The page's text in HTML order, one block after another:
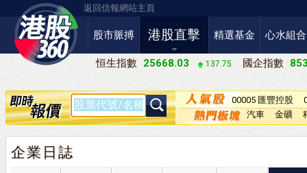
返回信報網站主頁
股市脈搏 港股直擊 精選基金 心水組合
恒生指數 25668.03 137.75 國企指數
00005 匯豐控股
汽車 金礦
企業日誌